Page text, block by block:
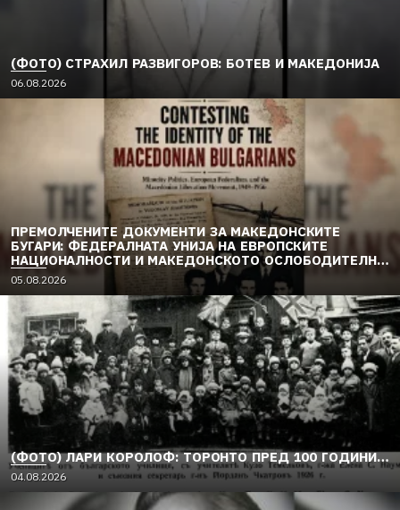
(ФОТО) СТРАХИЛ РАЗВИГОРОВ: БОТЕВ И МАКЕДОНИЈА
06.08.2026
ПРЕМОЛЧЕНИТЕ ДОКУМЕНТИ ЗА МАКЕДОНСКИТЕ
БУГАРИ: ФЕДЕРАЛНАТА УНИЈА НА ЕВРОПСКИТЕ
НАЦИОНАЛНОСТИ И МАКЕДОНСКОТО ОСЛОБОДИТЕЛНО
ДВИЖЕЊЕ (1949–1956) (2)
05.08.2026
(ФОТО) ЛАРИ КОРОЛОФ: ТОРОНТО ПРЕД 100 ГОДИНИ…
04.08.2026